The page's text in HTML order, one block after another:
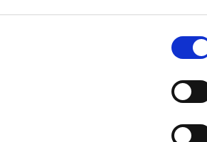
Køb mere og spar